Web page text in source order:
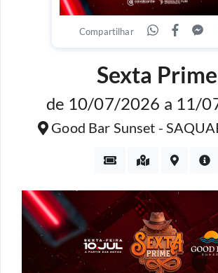
Compartilhar
Sexta Prime
de 10/07/2026 a 11/
Good Bar Sunset -